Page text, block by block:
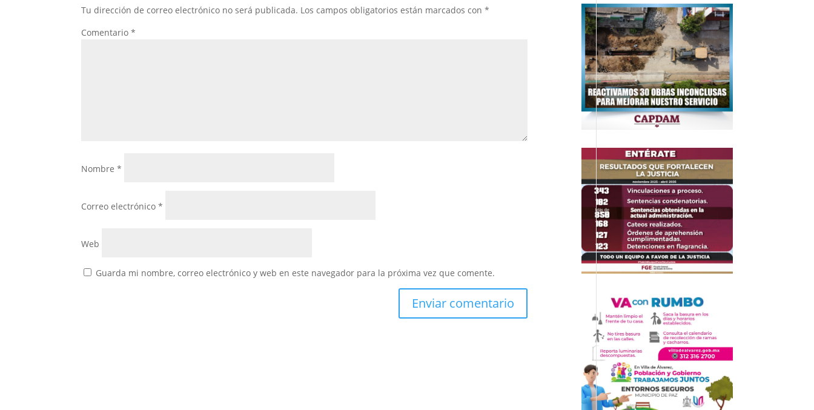
Tu dirección de correo electrónico no será publicada. Los campos obligatorios están marcados con*
Comentario*
Nombre*
Correo electrónico*
Web
Guarda mi nombre, correo electrónico y web en este navegador para la próxima vez que comente.